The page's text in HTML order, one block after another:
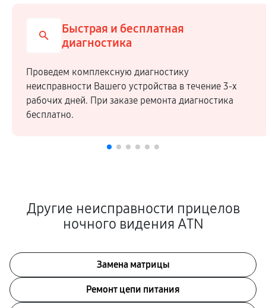
Быстрая и бесплатная
диагностика
Проведем комплексную диагностику
неисправности Вашего устройства в течение 3-х
рабочих дней. При заказе ремонта диагностика
бесплатно.
Другие неисправности прицелов
ночного видения ATN
Замена матрицы
Ремонт цепи питания